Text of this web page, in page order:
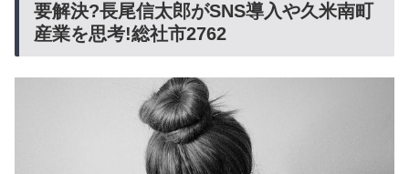
要解決?長尾信太郎がSNS導入や久米南町
産業を思考!総社市2762